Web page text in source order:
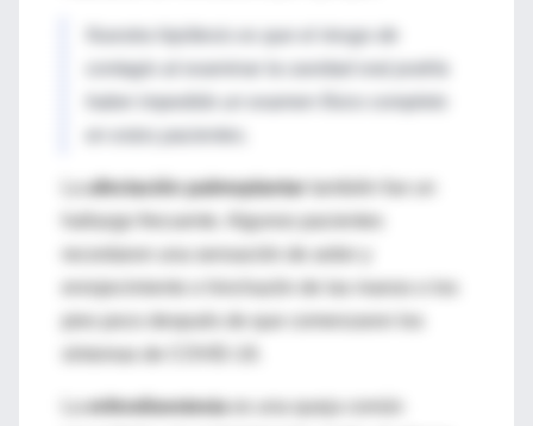
Nuestra hipótesis es que el riesgo de
contagio al examinar la cavidad oral podría
afectación palmoplantar
hallazgo frecuente. Algunos pacientes
eritrodisestesia